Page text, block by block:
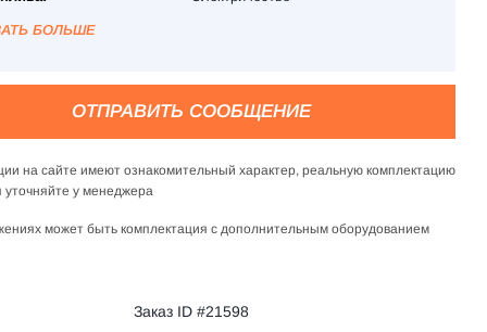
БОЛЬШЕ
ОТПРАВИТЬ СООБЩЕНИЕ
на сайте имеют ознакомительный характер, реальную комплектацию
уточняйте у менеджера
может быть комплектация с дополнительным оборудованием
Заказ ID #21598